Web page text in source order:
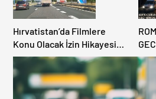
Hırvatistan’da Filmlere
Konu Olacak İzin Hikayesi:
Benzinlikte Eşini Unuttu!